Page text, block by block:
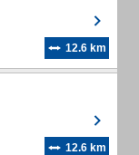
12.6 km
12.6 km